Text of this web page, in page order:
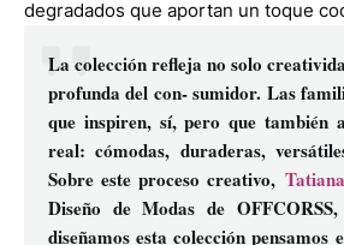
degradados que aportan un toque
La colección refleja no solo
profunda del con- sumidor. Las
que inspiren, sí, pero que también
real: cómodas, duraderas,
Sobre este proceso creativo,
Diseño de Modas de
diseñamos esta colección pensamos